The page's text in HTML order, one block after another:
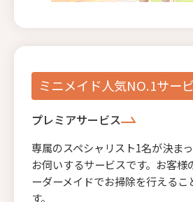
ミニメイド人気NO.1サー
プレミアサービス
専属のスペシャリスト1名が決ま
お伺いするサービスです。お客様
ーダーメイドでお掃除を行えるこ
す。